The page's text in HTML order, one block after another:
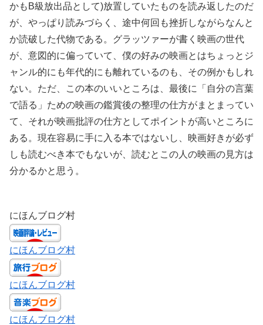
かもB級放出品として)放置していたものを読み返したのだ
が、やっぱり読みづらく、途中何回も挫折しながらなんと
か読破した代物である。グラッツァーが書く映画の世代
が、意図的に偏っていて、僕の好みの映画とはちょっとジ
ャンル的にも年代的にも離れているのも、その例かもしれ
ない。ただ、この本のいいところは、最後に「自分の言葉
で語る」ための映画の鑑賞後の整理の仕方がまとまってい
て、それが映画批評の仕方としてポイントが高いところに
ある。現在容易に手に入る本ではないし、映画好きが必ず
しも読むべき本でもないが、読むとこの人の映画の見方は
分かるかと思う。
にほんブログ村
にほんブログ村
にほんブログ村
にほんブログ村